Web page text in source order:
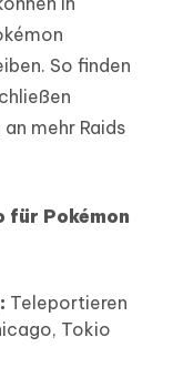
So finden
mehr Raids
für Pokémon
Teleportieren
Tokio